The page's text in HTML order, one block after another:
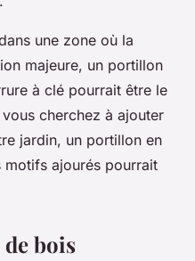
une zone où la
majeure, un portillon
à clé pourrait être le
cherchez à ajouter
jardin, un portillon en
ajourés pourrait
bois